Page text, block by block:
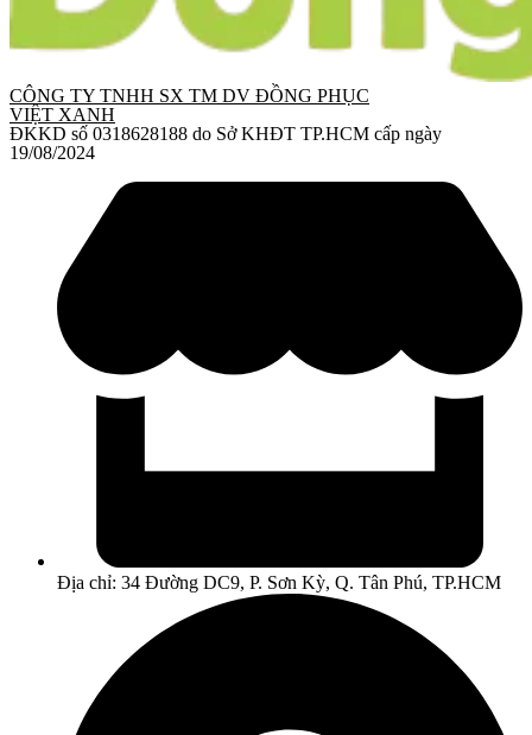
CÔNG TY TNHH SX TM DV ĐỒNG PHỤC
VIỆT XANH
ĐKKD số 0318628188 do Sở KHĐT TP.HCM cấp ngày
19/08/2024
Địa chỉ: 34 Đường DC9, P. Sơn Kỳ, Q. Tân Phú, TP.HCM